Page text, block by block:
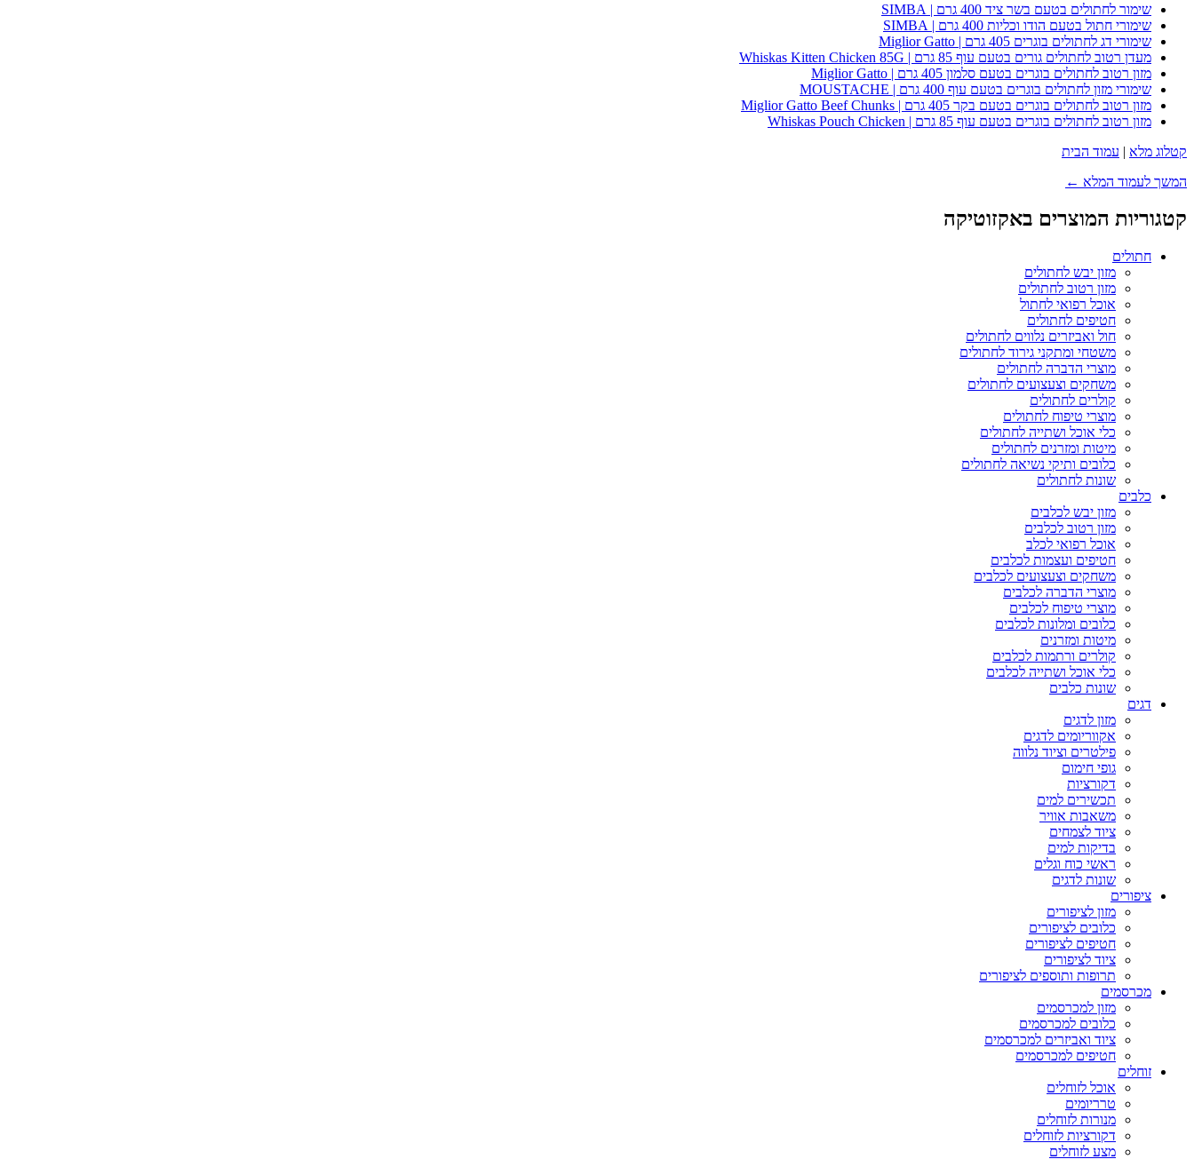
שימור לחתולים בטעם בשר ציד 400 גרם | SIMBA
שימורי חתול בטעם הודו וכליות 400 גרם | SIMBA
שימורי דג לחתולים בוגרים 405 גרם | Miglior Gatto
מעדן רטוב לחתולים גורים בטעם עוף 85 גרם | Whiskas Kitten Chicken 85G
מזון רטוב לחתולים בוגרים בטעם סלמון 405 גרם | Miglior Gatto
שימורי מזון לחתולים בוגרים בטעם עוף 400 גרם | MOUSTACHE
מזון רטוב לחתולים בוגרים בטעם בקר 405 גרם | Miglior Gatto Beef Chunks
מזון רטוב לחתולים בוגרים בטעם עוף 85 גרם | Whiskas Pouch Chicken
קטלוג מלא | עמוד הבית
המשך לעמוד המלא ←
קטגוריות המוצרים באקזוטיקה
חתולים
מזון יבש לחתולים
מזון רטוב לחתולים
אוכל רפואי לחתול
חטיפים לחתולים
חול ואביזרים נלווים לחתולים
משטחי ומתקני גירוד לחתולים
מוצרי הדברה לחתולים
משחקים וצעצועים לחתולים
קולרים לחתולים
מוצרי טיפוח לחתולים
כלי אוכל ושתייה לחתולים
מיטות ומזרנים לחתולים
כלובים ותיקי נשיאה לחתולים
שונות לחתולים
כלבים
מזון יבש לכלבים
מזון רטוב לכלבים
אוכל רפואי לכלב
חטיפים ועצמות לכלבים
משחקים וצעצועים לכלבים
מוצרי הדברה לכלבים
מוצרי טיפוח לכלבים
כלובים ומלונות לכלבים
מיטות ומזרנים
קולרים ורתמות לכלבים
כלי אוכל ושתייה לכלבים
שונות כלבים
דגים
מזון לדגים
אקווריומים לדגים
פילטרים וציוד נלווה
גופי חימום
דקורציות
תכשירים למים
משאבות אוויר
ציוד לצמחים
בדיקות למים
ראשי כוח וגלים
שונות לדגים
ציפורים
מזון לציפורים
כלובים לציפורים
חטיפים לציפורים
ציוד לציפורים
תרופות ותוספים לציפורים
מכרסמים
מזון למכרסמים
כלובים למכרסמים
ציוד ואביזרים למכרסמים
חטיפים למכרסמים
זוחלים
אוכל לזוחלים
טרריומים
מנורות לזוחלים
דקורציות לזוחלים
מצע לזוחלים